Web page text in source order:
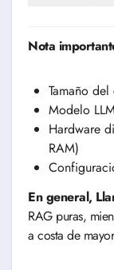
Nota
Tamaño
Modelo
Hardware
RAM)
En general,
RAG puras,
a costa de